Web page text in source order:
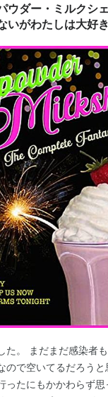
ウダー・ミルク
がわたしは大好
た。 まだまだ感染者も
ので空いてるだろう
ったにもかかわらず思